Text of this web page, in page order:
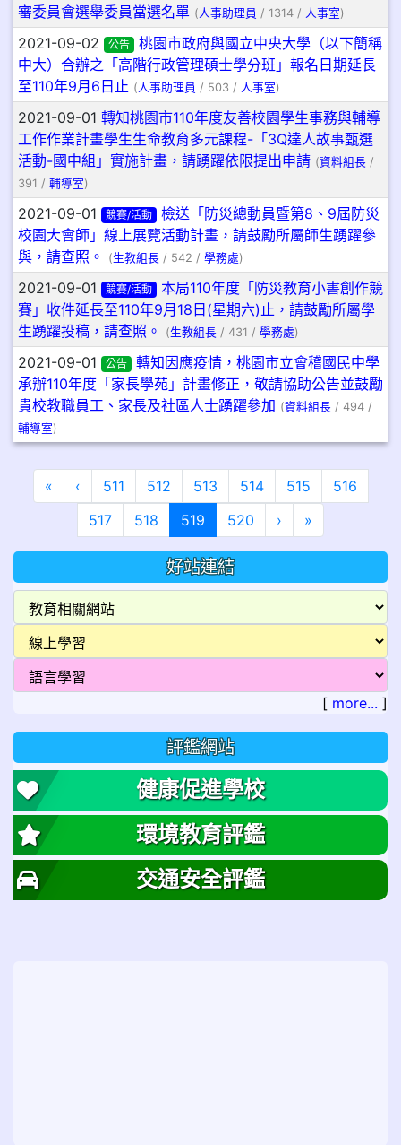
審委員會選舉委員當選名單 ( 人事助理員 / 1314 / 人事室)
2021-09-02 公告
桃園市政府與國立中央大學（以下簡稱
中大）合辦之「高階行政管理碩士學分班」報名日期延長
至110年9月6日止 ( 人事助理員 / 503 / 人事室)
2021-09-01 轉知桃園市110年度友善校園學生事務與輔導
工作作業計畫學生生命教育多元課程-「3Q達人故事甄選
活動-國中組」實施計畫，請踴躍依限提出申請 (資料組長 /
391 / 輔導室)
2021-09-01 競賽/活動
檢送「防災總動員暨第8、9屆防災
校園大會師」線上展覽活動計畫，請鼓勵所屬師生踴躍參
與，請查照。
(生教組長 / 542 / 學務處)
2021-09-01 競賽/活動
本局110年度「防災教育小書創作競
賽」收件延長至110年9月18日(星期六)止，請鼓勵所屬學
生踴躍投稿，請查照。
(生教組長 / 431 / 學務處)
2021-09-01 公告
轉知因應疫情，桃園市立會稽國民中學
承辦110年度「家長學苑」計畫修正，敬請協助公告並鼓勵
貴校教職員工、家長及社區人士踴躍參加 (資料組長 / 494 /
輔導室)
« 第一頁
‹上一頁
511 512 513 514 515
516
517
518 519(目前頁次)
520 ›下一頁
»最後頁
好站連結
[ more... ]
評鑑網站
健康促進學校
環境教育評鑑
交通安全評鑑